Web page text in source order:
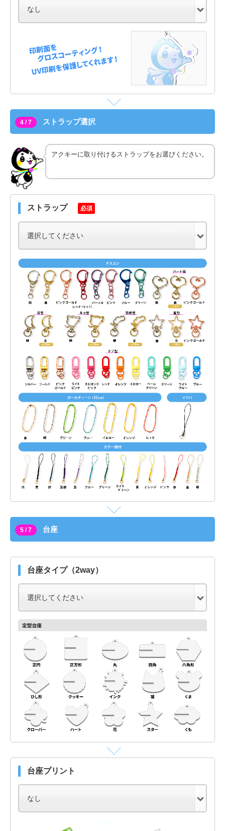
4 / 7 ストラップ選択
アクキーに取り付けるストラップをお選びください。
ストラップ 必須
5 / 7 台座
台座タイプ（2way）
台座プリント